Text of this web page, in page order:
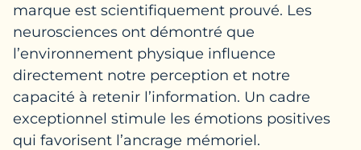
marque est scientifiquement prouvé. Les
neurosciences ont démontré que
l’environnement physique influence
directement notre perception et notre
capacité à retenir l’information. Un cadre
exceptionnel stimule les émotions positives
qui favorisent l’ancrage mémoriel.